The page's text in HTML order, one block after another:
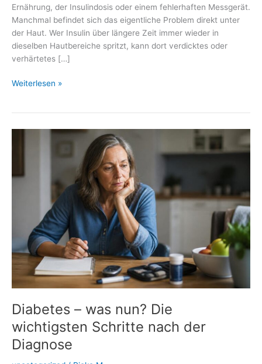
Ernährung, der Insulindosis oder einem fehlerhaften Messgerät.
Manchmal befindet sich das eigentliche Problem direkt unter
der Haut. Wer Insulin über längere Zeit immer wieder in
dieselben Hautbereiche spritzt, kann dort verdicktes oder
verhärtetes […]
Lipohypertrophie
Spritzstellen
durcheinanderbringen
Weiterlesen »
Diabetes – was nun? Die
wichtigsten Schritte nach der
Diagnose